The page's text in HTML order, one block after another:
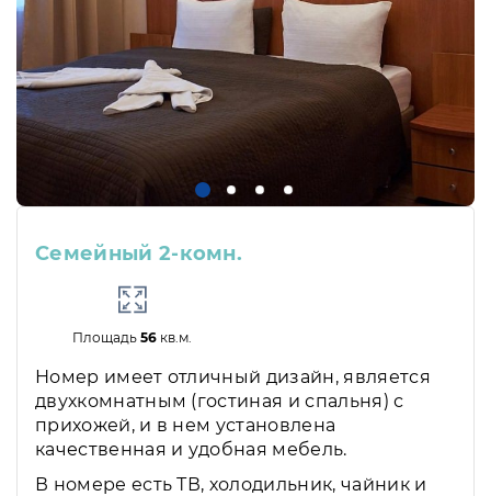
Семейный 2-комн.
Площадь56 кв.м.
Номер имеет отличный дизайн, является
двухкомнатным (гостиная и спальня) с
прихожей, и в нем установлена
качественная и удобная мебель.
В номере есть ТВ, холодильник, чайник и